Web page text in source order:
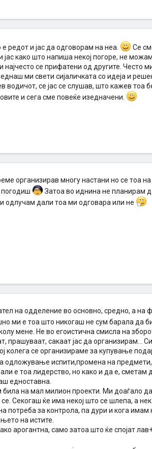
редот и јас да одговорам на неа.
Се
како што напиша некој погоре, не
се прифатени од другите. Често
ми свети сијаличката со идеја и
водичот, се јас се слушав, што кажев тоа
и сега сме повеќе изедначени.
организирав многу настани но се тоа
погодиш
Затоа во иднина не планирам
одлучам дали тоа ми одговара или не
на одделение во основно, средно, а на
ми е тоа што никогаш не сум барала да
мене. Не во егоистична смисла на
прашуваат, сакаат јас да организирам...
колега се организираме за купување
одложување испити,промена на
е тоа лидерство, но како и да е, сметам
едноставна.
била на мал милион проекти. Ми доаѓало
Секогаш ќе има некој што се шлепа, а
потреба за контрола, па дури и кога имам
на истите.
арогантна, само затоа што ќе спојат